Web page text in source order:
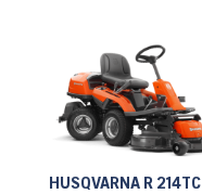
HUSQVARNA R 214TC